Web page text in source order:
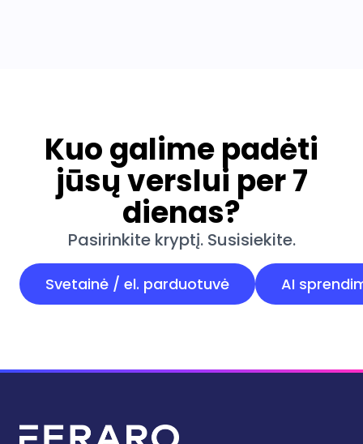
Kuo galime padėti
jūsų verslui per 7
dienas?
Pasirinkite kryptį. Susisiekite.
Svetainė / el. parduotuvė AI